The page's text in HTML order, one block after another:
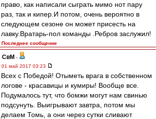
право, как написали сыграть мимо нот пару
раз, так и кипер.И потом, очень вероятно в
следующем сезоне он может присесть на
лавку.Вратарь-пол команды .Ребров заслужил!
Последнее сообщение
СвМ -
01 май 2017 03:23
Всех с Победой! Отыметь врага в собственном
логове - красавицы и кумиры! Вообще все.
Подумалось тут, что бомжи могут нам свинью
подсунуть. Выигрывают завтра, потом мы
делаем Томь, а они через сутки сливают